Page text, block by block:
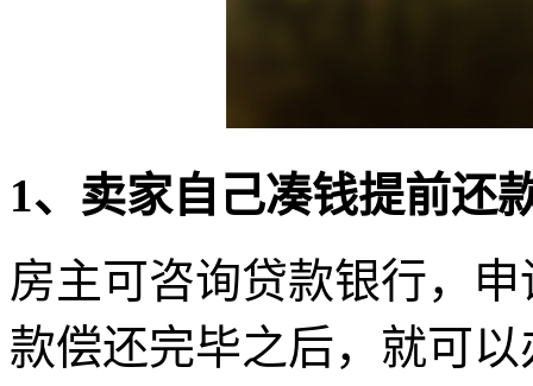
1、 卖家自己凑钱提前还
房主可咨询贷款银行，
款偿还完毕之后，就可